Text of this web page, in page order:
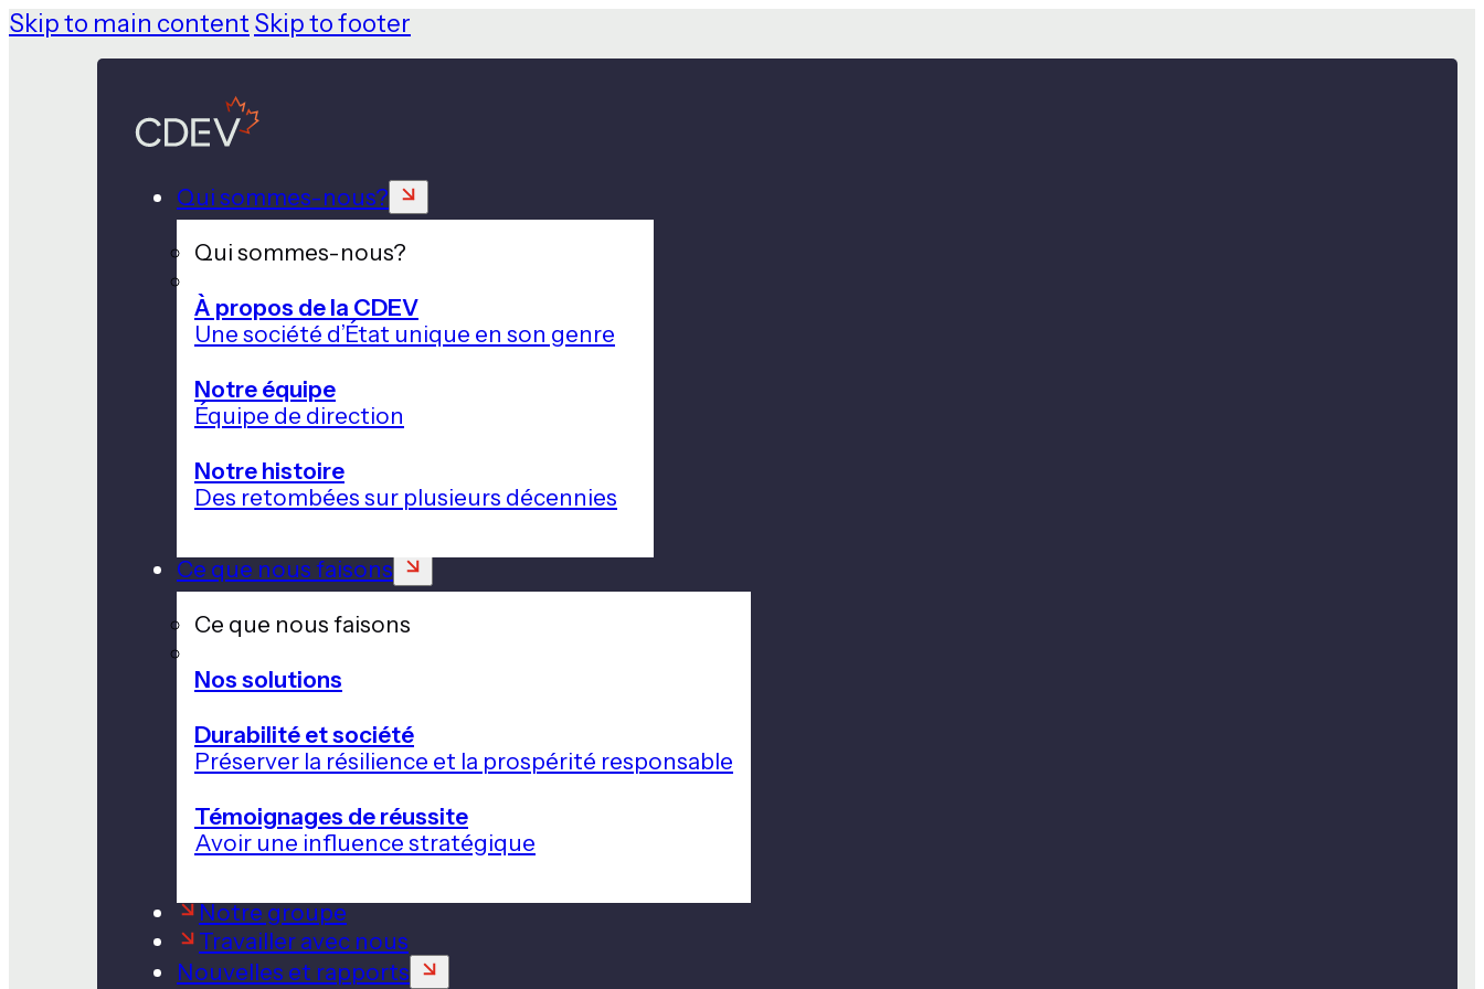
Skip to main content Skip to footer
Qui sommes-nous?
Qui sommes-nous?
À propos de la CDEV
Une société d’État unique en son genre
Notre équipe
Équipe de direction
Notre histoire
Des retombées sur plusieurs décennies
Ce que nous faisons
Ce que nous faisons
Nos solutions
Durabilité et société
Préserver la résilience et la prospérité responsable
Témoignages de réussite
Avoir une influence stratégique
Notre groupe
Travailler avec nous
Nouvelles et rapports